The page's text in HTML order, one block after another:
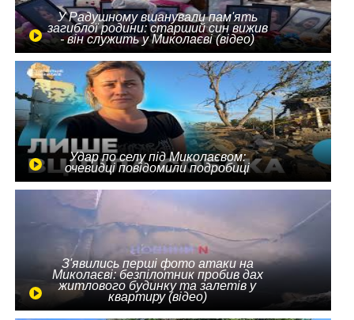
У Радушному вшанували пам'ять
загиблої родини: старший син вижив
- він служить у Миколаєві (відео)
Удар по селу під Миколаєвом:
очевидці повідомили подробиці
З'явились перші фото атаки на
Миколаєві: безпілотник пробив дах
житлового будинку та залетів у
квартиру (відео)